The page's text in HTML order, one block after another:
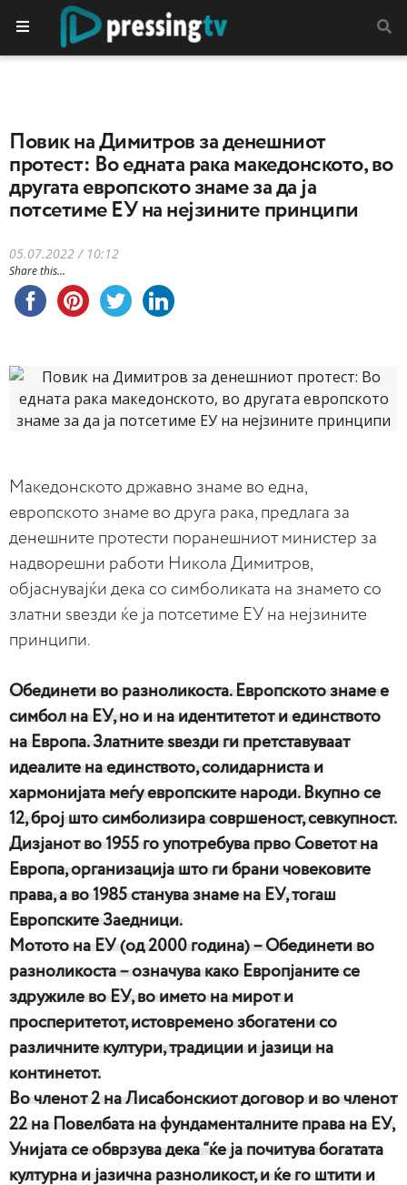
Повик на Димитров за денешниот
протест: Во едната рака македонското, во
другата европското знаме за да ја
потсетиме ЕУ на нејзините принципи
05.07.2022 / 10:12
Share this...
Македонското државно знаме во една,
европското знаме во друга рака, предлага за
денешните протести поранешниот министер за
надворешни работи Никола Димитров,
објаснувајќи дека со симболиката на знамето со
златни ѕвезди ќе ја потсетиме ЕУ на нејзините
принципи.
Обединети во разноликоста. Европското знаме е
симбол на ЕУ, но и на идентитетот и единството
на Европа. Златните ѕвезди ги претставуваат
идеалите на единството, солидарниста и
хармонијата меѓу европските народи. Вкупно се
12, број што симболизира совршеност, севкупност.
Дизјанот во 1955 го употребува прво Советот на
Европа, организација што ги брани човековите
права, а во 1985 станува знаме на ЕУ, тогаш
Европските Заедници.
Мотото на ЕУ (од 2000 година) – Обединети во
разноликоста – означува како Европјаните се
здружиле во ЕУ, во името на мирот и
просперитетот, истовремено збогатени со
различните култури, традиции и јазици на
континетот.
Во членот 2 на Лисабонскиот договор и во членот
22 на Повелбата на фундаменталните права на ЕУ,
Унијата се обврзува дека “ќе ја почитува богатата
културна и јазична разноликост, и ќе го штити и